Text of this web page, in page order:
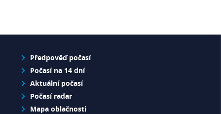
Předpověď počasí
Počasí na 14 dní
Aktuální počasí
Počasí radar
Mapa oblačnosti